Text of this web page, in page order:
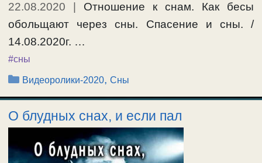
22.08.2020
Отношение к снам. Как бесы
обольщают через сны. Спасение и сны. /
14.08.2020г. …
#сны
Рубрики
Видеоролики-2020,Сны
О блудных снах, и если пал